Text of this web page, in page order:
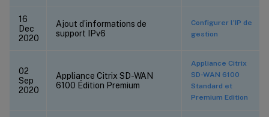
16
Dec
2020
Ajout d’informations de
support IPv6
Configurer l’IP de
gestion
02
Sep
2020
Appliance Citrix SD-WAN
6100 Édition Premium
Appliance Citrix
SD-WAN 6100
Standard et
Premium Edition